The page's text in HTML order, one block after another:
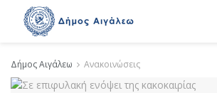
Δήμος Αιγάλεω Ανακοινώσεις